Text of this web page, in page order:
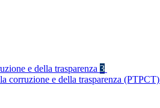
e della trasparenza 3
corruzione e della trasparenza (PTPCT)